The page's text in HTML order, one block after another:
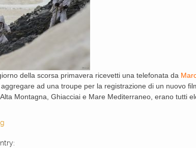
della scorsa primavera ricevetti una telefonata da
ad una troupe per la registrazione di un nuovo
Montagna, Ghiacciai e Mare Mediterraneo, erano tutti